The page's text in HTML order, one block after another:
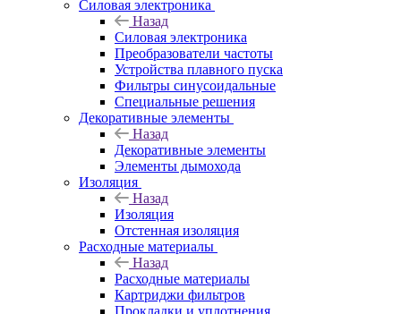
Силовая электроника
Назад
Силовая электроника
Преобразователи частоты
Устройства плавного пуска
Фильтры синусоидальные
Специальные решения
Декоративные элементы
Назад
Декоративные элементы
Элементы дымохода
Изоляция
Назад
Изоляция
Отстенная изоляция
Расходные материалы
Назад
Расходные материалы
Картриджи фильтров
Прокладки и уплотнения